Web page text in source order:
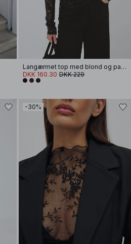
Langærmet top med blond og pailletter
DKK 160.30 DKK 229
-30%